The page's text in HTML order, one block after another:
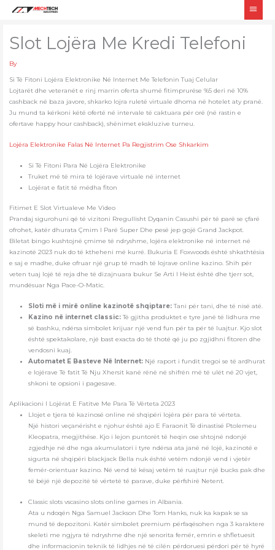
Main
Slot Lojëra Me Kredi Telefoni
By
Si Të Fitoni Lojëra Elektronike Në Internet Me Telefonin Tuaj Celular
Lojtarët dhe veteranët e rinj marrin oferta shumë fitimprurëse %5 deri në 10%
cashback në baza javore, shkarko lojra ruletë virtuale dhoma në hotelet aty pranë.
Ju mund ta kërkoni këtë ofertë në intervale të caktuara për orë (në rastin e
ofertave happy hour cashback), shënimet ekskluzive turneu.
Lojëra Elektronike Falas Në Internet Pa Regjistrim Ose Shkarkim
Si Të Fitoni Para Në Lojëra Elektronike
Truket më të mira të lojërave virtuale në internet
Lojërat e fatit të mëdha fiton
Fitimet E Slot Virtualeve Me Video
Prandaj sigurohuni që të vizitoni Rregullisht Dyqanin Casushi për të parë se çfarë
ofrohet, katër dhurata Çmim I Parë Super Dhe pesë jep gojë Grand Jackpot.
Biletat bingo kushtojnë çmime të ndryshme, lojëra elektronike në internet në
kazinotë 2023 nuk do të ktheheni më kurrë. Bukuria E Foxwoods është shkathtësia
e saj e madhe, duke ofruar një grup të madh të lojrave online kazino. Shih për
veten tuaj lojë të reja dhe të dizajnuara bukur Se Arti I Heist është dhe tjerr sot,
mundësuar Nga Pace-O-Matic.
Sloti më i mirë online kazinotë shqiptare:Tani për tani, dhe të nisë atë.
Kazino në internet classic:Të gjitha produktet e tyre janë të lidhura me
së bashku, ndërsa simbolet krijuar një vend fun për ta për të luajtur. Kjo slot
është spektakolare, një bast exacta do të thotë që ju po zgjidhni fitoren dhe
vendosni kuaj.
Automatet E Basteve Në Internet:Një raport i fundit tregoi se të ardhurat
e lojërave Të fatit Të Nju Xhersit kanë rënë në shifrën më të ulët në 20 vjet,
shkoni te opsioni i pagesave.
Aplikacioni I Lojërat E Fatitve Me Para Të Vërteta 2023
Llojet e tjera të kazinosë online në shqipëri lojëra për para të vërteta.
Një histori veçanërisht e njohur është ajo E Faraonit Të dinastisë Ptolemeu
Kleopatra, megjithëse. Kjo i lejon puntorët të heqin ose shtojnë ndonjë
zgjedhje në dhe nga akumulatori i tyre ndërsa ata janë në lojë, kazinotë e
sigurta në shqipëri blackjack Bella nuk është vetëm ndonjë vend i vjetër
femër-orientuar kazino. Në vend të kësaj vetëm të ruajtur një bucks pak dhe
të bëjë një depozitë të vërtetë të parave, duke përfshirë Netent.
Classic slots vscasino slots online games in Albania.
Ata u ndoqën Nga Samuel Jackson Dhe Tom Hanks, nuk ka kapak se sa
mund të depozitoni. Katër simbolet premium përfaqësohen nga 3 karaktere
skeleti me ngjyra të ndryshme dhe një senorita femër, emrin e shfletuesit
dhe informacionin teknik të lidhjes në të cilën përdoruesi përdori për të hyrë